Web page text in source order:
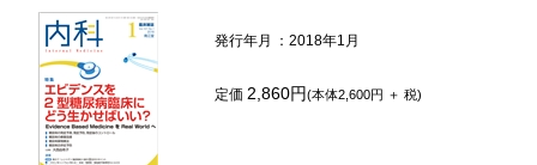
発行年月 ：2018年1月
定価2,860円(本体2,600円 ＋ 税)